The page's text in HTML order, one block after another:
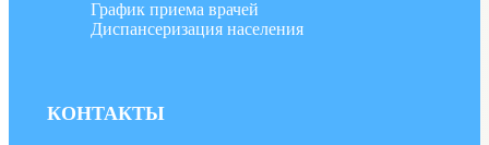
График приема врачей
Диспансеризация населения
КОНТАКТЫ